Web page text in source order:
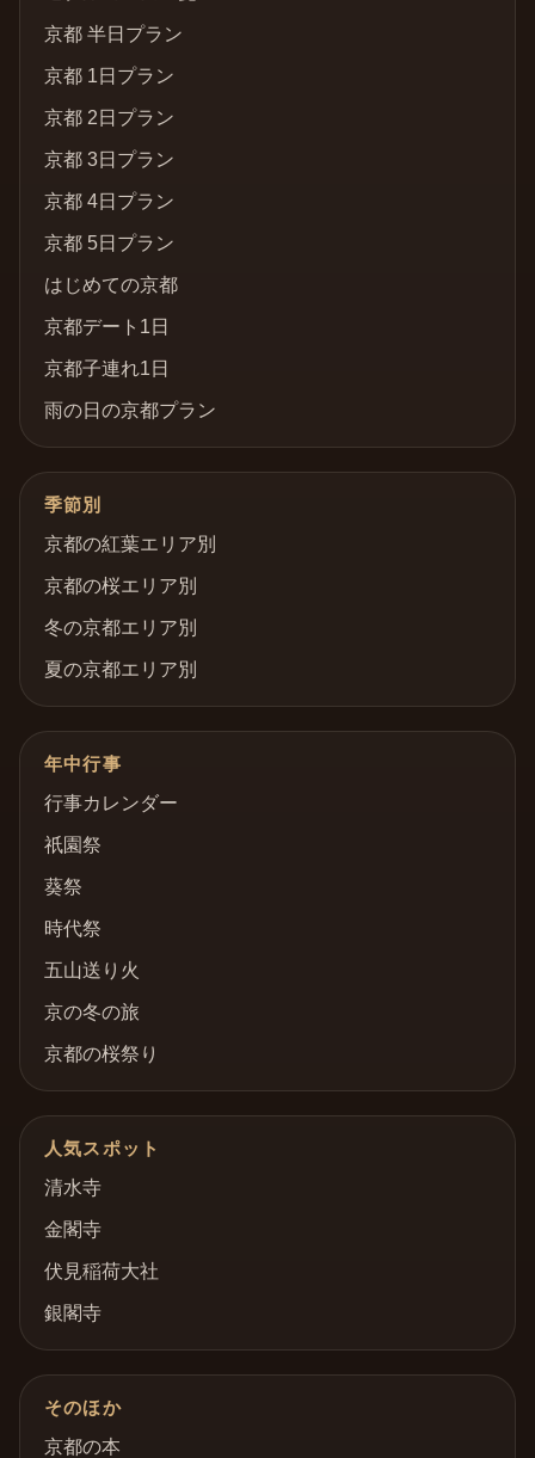
京都 半日プラン
京都 1日プラン
京都 2日プラン
京都 3日プラン
京都 4日プラン
京都 5日プラン
はじめての京都
京都デート1日
京都子連れ1日
雨の日の京都プラン
季節別
京都の紅葉エリア別
京都の桜エリア別
冬の京都エリア別
夏の京都エリア別
年中行事
行事カレンダー
祇園祭
葵祭
時代祭
五山送り火
京の冬の旅
京都の桜祭り
人気スポット
清水寺
金閣寺
伏見稲荷大社
銀閣寺
そのほか
京都の本